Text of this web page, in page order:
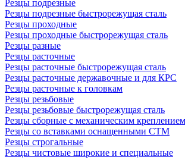
Резцы подрезные
Резцы подрезные быстрорежущая сталь
Резцы проходные
Резцы проходные быстрорежущая сталь
Резцы разные
Резцы расточные
Резцы расточные быстрорежущая сталь
Резцы расточные державочные и для КРС
Резцы расточные к головкам
Резцы резьбовые
Резцы резьбовые быстрорежущая сталь
Резцы сборные с механическим
Резцы со вставками оснащенными СТМ
Резцы строгальные
Резцы чистовые широкие и специальные